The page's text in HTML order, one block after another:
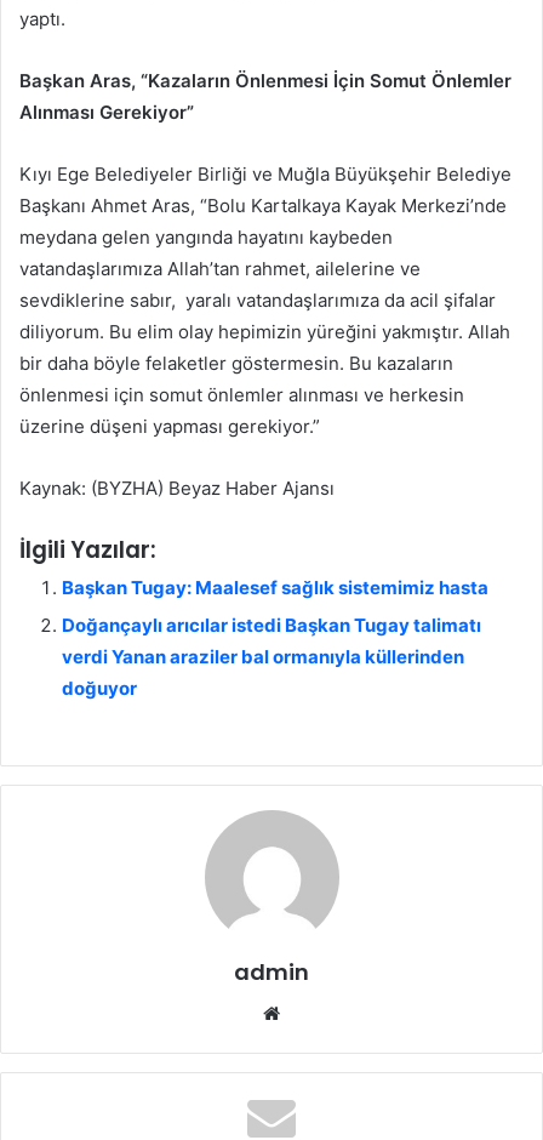
yaptı.
Başkan Aras, “Kazaların Önlenmesi İçin Somut Önlemler
Alınması Gerekiyor”
Kıyı Ege Belediyeler Birliği ve Muğla Büyükşehir Belediye
Başkanı Ahmet Aras, “Bolu Kartalkaya Kayak Merkezi’nde
meydana gelen yangında hayatını kaybeden
vatandaşlarımıza Allah’tan rahmet, ailelerine ve
sevdiklerine sabır, yaralı vatandaşlarımıza da acil şifalar
diliyorum. Bu elim olay hepimizin yüreğini yakmıştır. Allah
bir daha böyle felaketler göstermesin. Bu kazaların
önlenmesi için somut önlemler alınması ve herkesin
üzerine düşeni yapması gerekiyor.”
Kaynak: (BYZHA) Beyaz Haber Ajansı
İlgili Yazılar:
Başkan Tugay: Maalesef sağlık sistemimiz hasta
Doğançaylı arıcılar istedi Başkan Tugay talimatı
verdi Yanan araziler bal ormanıyla küllerinden
doğuyor
admin
sit
esi